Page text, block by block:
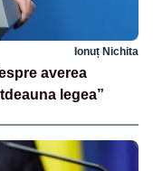
Ionuț Nichita
averea
legea”